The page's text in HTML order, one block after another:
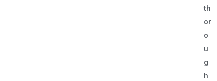
th
or
o
u
g
h